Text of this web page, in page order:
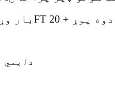
دایمي